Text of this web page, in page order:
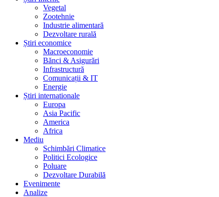
Vegetal
Zootehnie
Industrie alimentară
Dezvoltare rurală
Știri economice
Macroeconomie
Bănci & Asigurări
Infrastructură
Comunicații & IT
Energie
Știri internationale
Europa
Asia Pacific
America
Africa
Mediu
Schimbări Climatice
Politici Ecologice
Poluare
Dezvoltare Durabilă
Evenimente
Analize